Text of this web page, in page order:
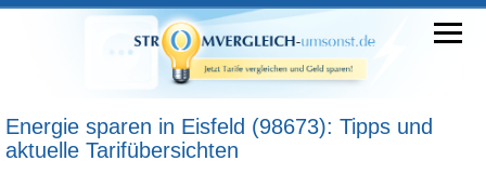
Energie sparen in Eisfeld (98673): Tipps und
aktuelle Tarifübersichten